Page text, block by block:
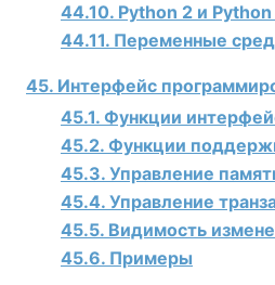
44.10. Python 2 и Python
44.11. Переменные
45. Интерфейс
45.1. Функции
45.2. Функции
45.3. Управление
45.4. Управление
45.5. Видимость
45.6. Примеры